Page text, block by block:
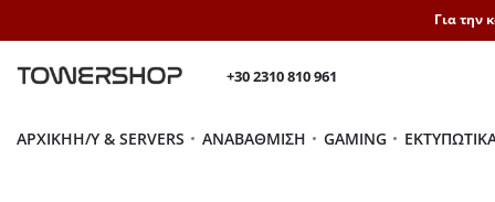
Για την
+30 2310 810 961
ΑΡΧΙΚΉH/Y & SERVERS ΑΝΑΒΆΘΜΙΣΗ GAMING